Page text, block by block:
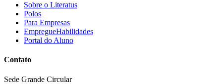
Sobre o Literatus
Polos
Para Empresas
EmpregueHabilidades
Portal do Aluno
Contato
Sede Grande Circular